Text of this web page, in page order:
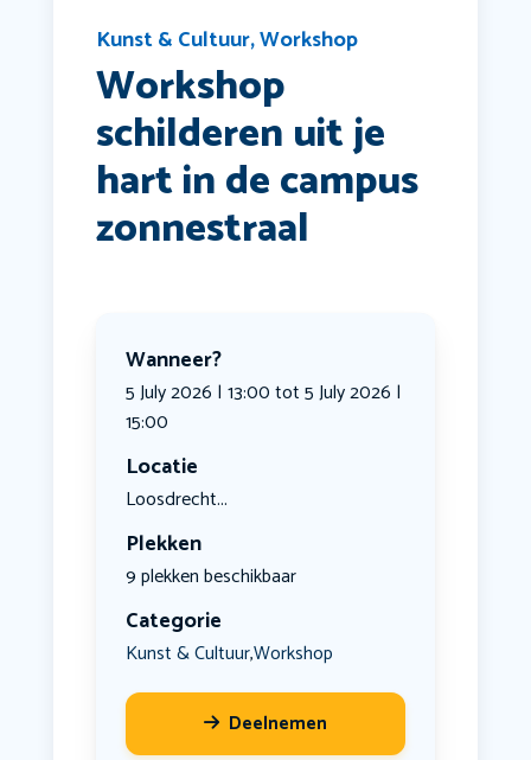
Kunst & Cultuur,Workshop
Workshop
schilderen uit je
hart in de campus
zonnestraal
Wanneer?
5 July 2026 | 13:00 tot 5 July 2026 |
15:00
Locatie
Loosdrecht...
Plekken
9 plekken beschikbaar
Categorie
Kunst & Cultuur,Workshop
Deelnemen